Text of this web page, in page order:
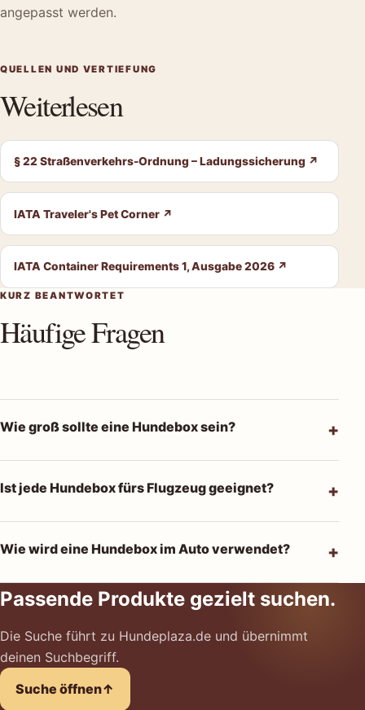
angepasst werden.
QUELLEN UND VERTIEFUNG
Weiterlesen
§ 22 Straßenverkehrs-Ordnung – Ladungssicherung ↗
IATA Traveler's Pet Corner ↗
IATA Container Requirements 1, Ausgabe 2026 ↗
KURZ BEANTWORTET
Häufige Fragen
Wie groß sollte eine Hundebox sein?
Ist jede Hundebox fürs Flugzeug geeignet?
Wie wird eine Hundebox im Auto verwendet?
Passende Produkte gezielt suchen.
Die Suche führt zu Hundeplaza.de und übernimmt
deinen Suchbegriff.
Suche öffnen↑